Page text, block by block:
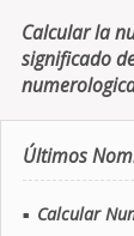
Calcular la
significado
Últimos
■ Calcular